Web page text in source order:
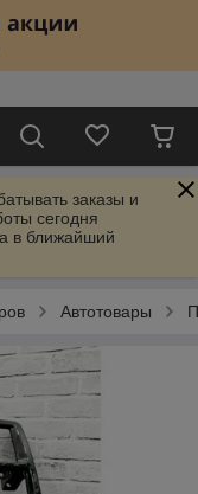
заказы и
сегодня
в ближайший
Автотовары